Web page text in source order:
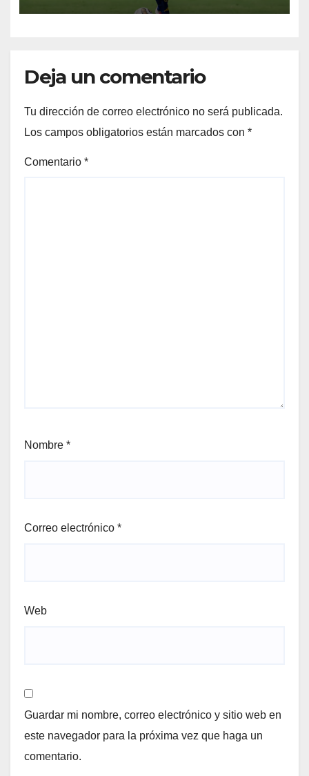
Deja un comentario
Tu dirección de correo electrónico no será publicada.
Los campos obligatorios están marcados con *
Comentario *
Nombre *
Correo electrónico *
Web
Guardar mi nombre, correo electrónico y sitio web en
este navegador para la próxima vez que haga un
comentario.